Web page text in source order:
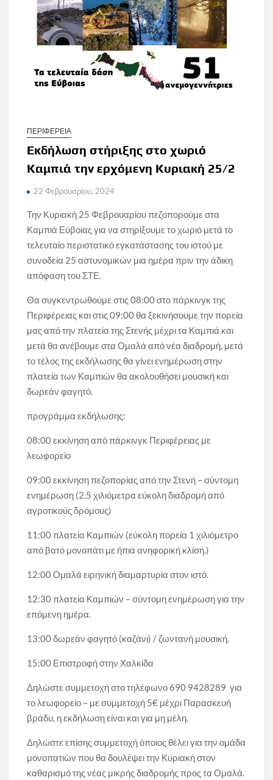
ΠΕΡΙΦΕΡΕΙΑ
Εκδήλωση στήριξης στο χωριό
Καμπιά την ερχόμενη Κυριακή 25/2
22 Φεβρουαρίου, 2024
Την Κυριακή 25 Φεβρουαρίου πεζοπορούμε στα
Καμπιά Εύβοιας για να στηρίξουμε το χωριό μετά το
τελευταίο περιστατικό εγκατάστασης του ιστού με
συνοδεία 25 αστυνομικών μια ημέρα πριν την άδικη
απόφαση του ΣΤΕ.
Θα συγκεντρωθούμε στις 08:00 στο πάρκινγκ της
Περιφέρειας και στις 09:00 θα ξεκινήσουμε την πορεία
μας από την πλατεία της Στενής μέχρι τα Καμπιά και
μετά θα ανέβουμε στα Ομαλά από νέα διαδρομή, μετά
το τέλος της εκδήλωσης θα γίνει ενημέρωση στην
πλατεία των Καμπιών θα ακολουθήσει μουσική και
δωρεάν φαγητό.
προγράμμα εκδήλωσης:
08:00 εκκίνηση από πάρκινγκ Περιφέρειας με
λεωφορείο
09:00 εκκίνηση πεζοπορίας από την Στενή – σύντομη
ενημέρωση (2.5 χιλιόμετρα εύκολη διαδρομή από
αγροτικούς δρόμους)
11:00 πλατεία Καμπιών (εύκολη πορεία 1 χιλιόμετρο
από βατό μονοπάτι με ήπια ανηφορική κλίση.)
12:00 Ομαλά ειρηνική διαμαρτυρία στον ιστό.
12:30 πλατεία Καμπιών – σύντομη ενημέρωση για την
επόμενη ημέρα.
13:00 δωρεάν φαγητό (καζάνι) / ζωντανή μουσική.
15:00 Επιστροφή στην Χαλκίδα
Δηλώστε συμμετοχή στο τηλέφωνο 690 9428289 για
το λεωφορείο – με συμμετοχή 5€ μέχρι Παρασκευή
βράδυ, η εκδήλωση είναι και για μη μέλη.
Δηλώστε επίσης συμμετοχή όποιος θέλει για την ομάδα
μονοπατιών που θα δουλέψει την Κυριακή στον
καθαρισμό της νέας μικρής διαδρομής προς τα Ομαλά.